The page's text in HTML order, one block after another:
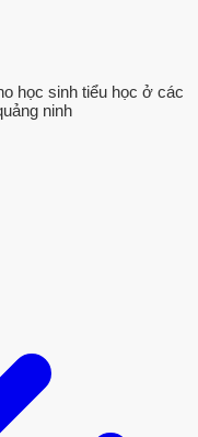
học sinh tiểu học ở các
ninh